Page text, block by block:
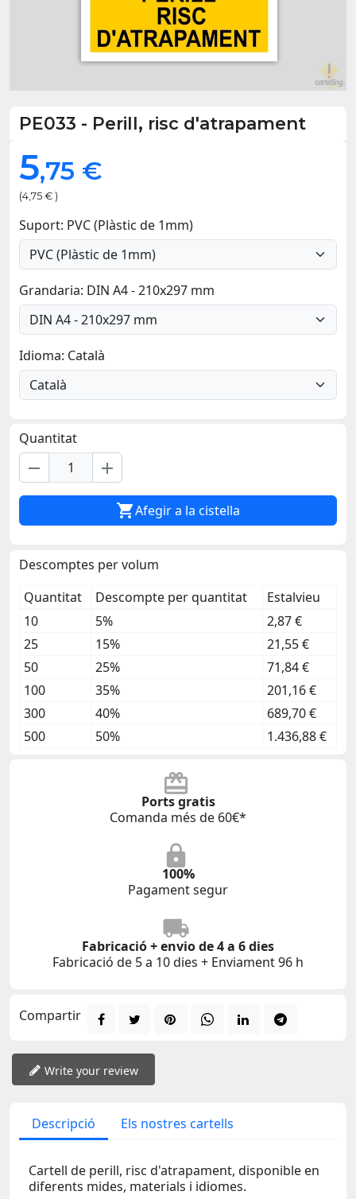
PE033 - Perill, risc d'atrapament
5,75 €
(4,75 € )
Suport: PVC (Plàstic de 1mm)
Grandaria: DIN A4 - 210x297 mm
Idioma: Català
Quantitat
remove add
Afegir a la cistella
Descomptes per volum
Quantitat
Descompte per quantitat
Estalvieu
10
5%
2,87 €
25
15%
21,55 €
50
25%
71,84 €
100
35%
201,16 €
300
40%
689,70 €
500
50% 1.436,88 €
Ports gratis
Comanda més de 60€*
100%
Pagament segur
Fabricació + envio de 4 a 6 dies
Fabricació de 5 a 10 dies + Enviament 96 h
Compartir
Write your review
Descripció Els nostres cartells
Cartell de perill, risc d'atrapament, disponible en
diferents mides, materials i idiomes.